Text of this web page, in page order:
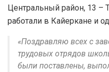
Центральный район, 13 –
работали в Кайеркане и
«Поздравляю всех с
трудовых отрядов
были поставлены,